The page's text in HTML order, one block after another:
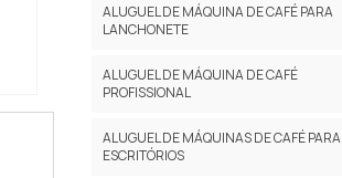
ALUGUEL DE MÁQUINA DE CAFÉ PARA
LANCHONETE
ALUGUEL DE MÁQUINA DE CAFÉ
PROFISSIONAL
ALUGUEL DE MÁQUINAS DE CAFÉ PARA
ESCRITÓRIOS